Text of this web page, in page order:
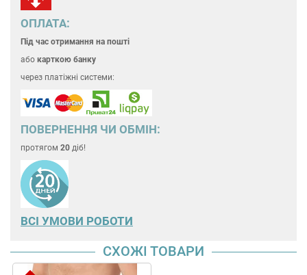
ОПЛАТА:
Під час отримання на пошті
або карткою банку
через платіжні системи:
ПОВЕРНЕННЯ ЧИ ОБМІН:
протягом 20 діб!
ВСІ УМОВИ РОБОТИ
СХОЖІ ТОВАРИ